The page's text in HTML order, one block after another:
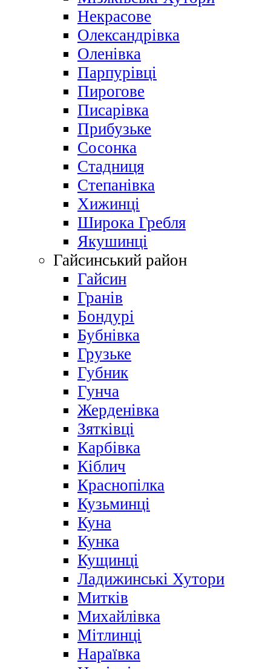
Некрасове
Олександрівка
Оленівка
Парпурівці
Пирогове
Писарівка
Прибузьке
Сосонка
Стадниця
Степанівка
Хижинці
Широка Гребля
Якушинці
Гайсинський район
Гайсин
Гранів
Бондурі
Бубнівка
Грузьке
Губник
Гунча
Жерденівка
Зятківці
Карбівка
Кіблич
Краснопілка
Кузьминці
Куна
Кунка
Кущинці
Ладижинські Хутори
Митків
Михайлівка
Мітлинці
Нараївка